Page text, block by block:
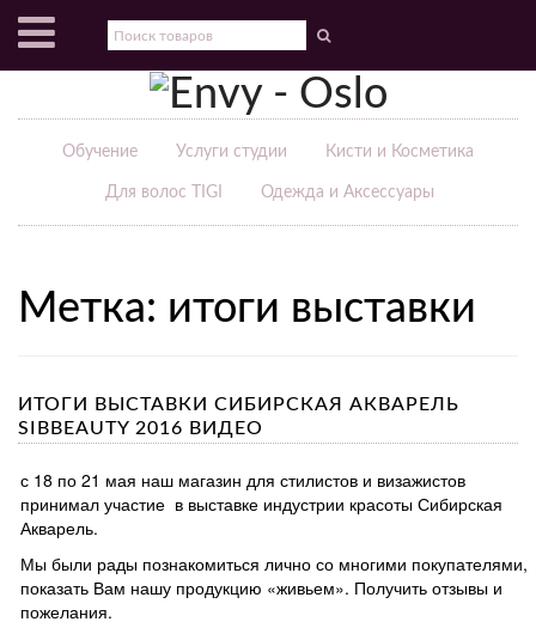
Обучение Услуги студии Кисти и Косметика
Для волос TIGI Одежда и Аксессуары
Метка: итоги выставки
ИТОГИ ВЫСТАВКИ СИБИРСКАЯ АКВАРЕЛЬ
SIBBEAUTY 2016 ВИДЕО
с 18 по 21 мая наш магазин для стилистов и визажистов
принимал участие в выставке индустрии красоты Сибирская
Акварель.
Мы были рады познакомиться лично со многими покупателями,
показать Вам нашу продукцию «живьем». Получить отзывы и
пожелания.